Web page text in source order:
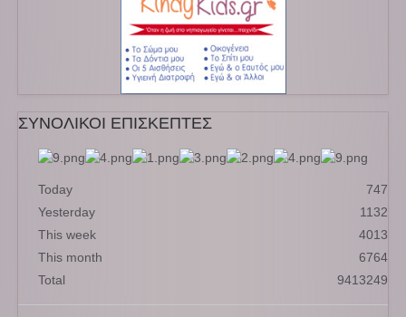
ΣΥΝΟΛΙΚΟΙ ΕΠΙΣΚΕΠΤΕΣ
Today
747
Yesterday
1132
This week
4013
This month
6764
Total
9413249